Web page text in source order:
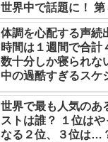
世界中で話題に！
美女ソリュンをはじ
ルメンバーといわれ
ック
体調を心配する声続
時間は１週間で合計
数十分しか寝られな
中の過酷すぎるスケ
世界で最も人気のあ
ストは誰？ １位は
なる２位、３位は…